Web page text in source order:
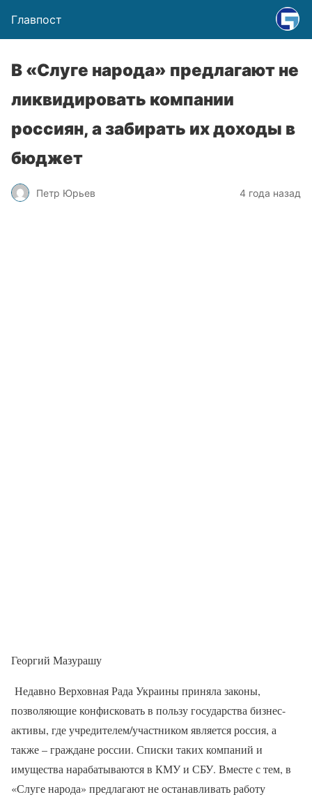
Главпост
В «Слуге народа» предлагают не
ликвидировать компании
россиян, а забирать их доходы в
бюджет
Петр Юрьев 4 года назад
Георгий Мазурашу
Недавно Верховная Рада Украины приняла законы,
позволяющие конфисковать в пользу государства бизнес-
активы, где учредителем/участником является россия, а
также – граждане россии. Списки таких компаний и
имущества нарабатываются в КМУ и СБУ. Вместе с тем, в
«Слуге народа» предлагают не останавливать работу